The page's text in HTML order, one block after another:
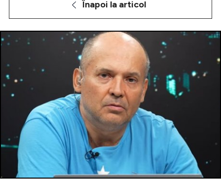
Înapoi la articol